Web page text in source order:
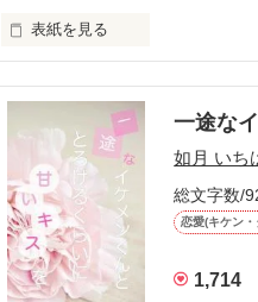
「澪ちゃん。」
それは止まっていた恋が再び
✨.ﾟ･*..☆.｡.:*✨.☆.｡.:. *:ﾟ✨.ﾟ･
人見知りだけど優しい無自覚だ
冴木澪-SaekiMio
×
表紙を見る
一途な
如月 いち
総文字数/
恋愛(キケン
1,714